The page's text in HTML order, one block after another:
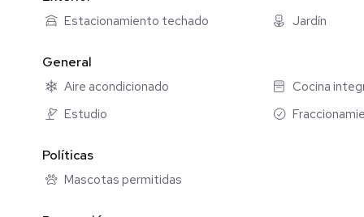
- 1 aire acondicionado de 24,000 btus
- 4 ventiladores de techo
- Carpintería de Parota en cocina
- Persianas tipo black out
Estacionamiento techado Jardín
General
Aire acondicionado Cocina
Estudio
Políticas
Mascotas permitidas